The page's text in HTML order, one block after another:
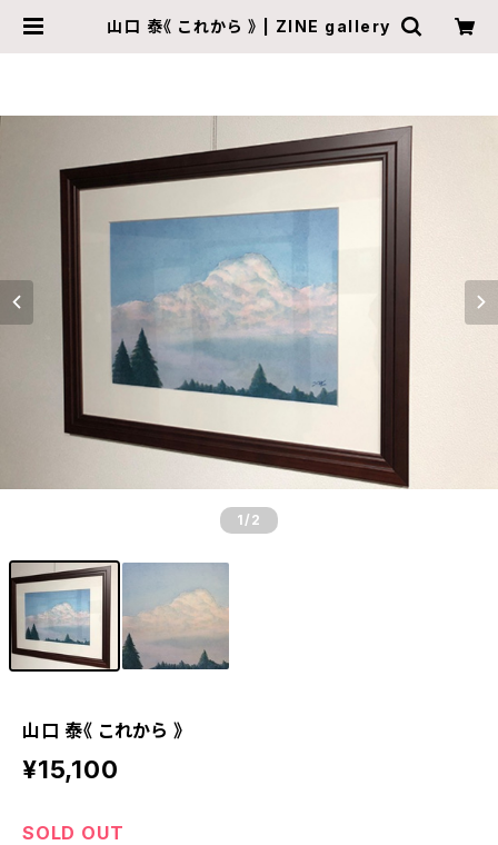
山口 泰《 これから 》 | ZINE gallery
1 /2
山口 泰《 これから 》
¥15,100
SOLD OUT